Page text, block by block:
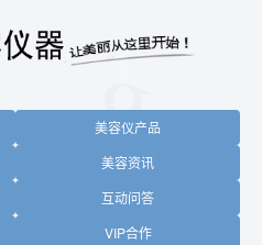
美容仪产品
美容资讯
互动问答
VIP合作